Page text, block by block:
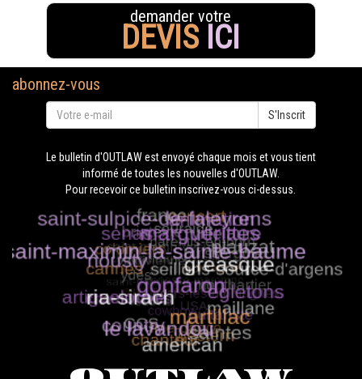
demander votre
DEVIS ICI
abonnez-vous
S'Inscrit
Le bulletin d'OUTLAW est envoyé chaque mois et vous tient
informé de toutes les nouvelles d'OUTLAW.
Pour recevoir ce bulletin inscrivez-vous ci-dessus.